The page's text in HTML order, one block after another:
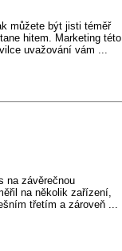
můžete být jisti téměř
hitem. Marketing této
uvažování vám ...
na závěrečnou
na několik zařízení,
třetím a zároveň ...